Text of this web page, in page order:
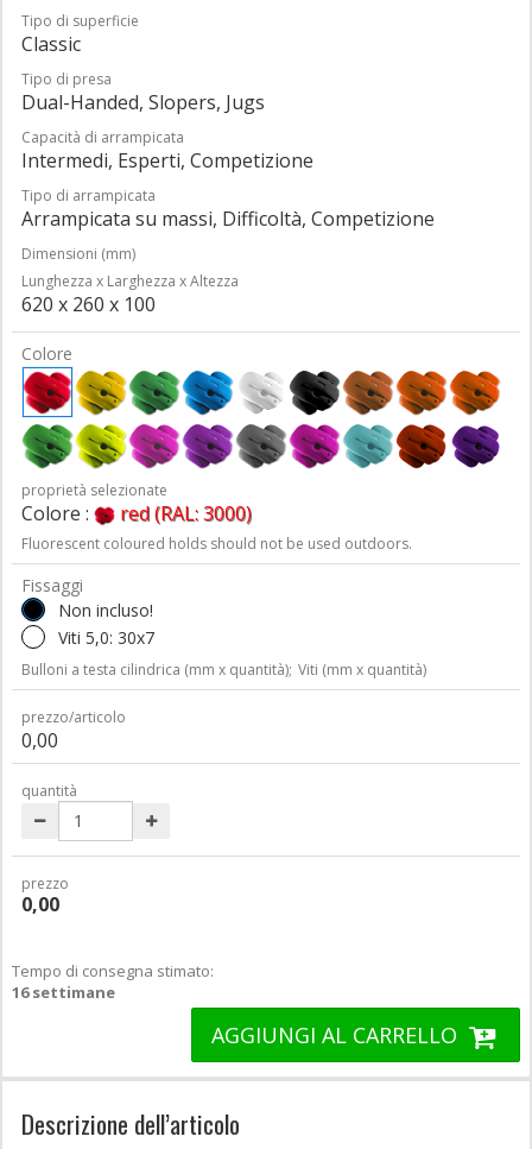
Tipo di superficie
Classic
Tipo di presa
Dual-Handed, Slopers, Jugs
Capacità di arrampicata
Intermedi, Esperti, Competizione
Tipo di arrampicata
Arrampicata su massi, Difficoltà, Competizione
Dimensioni (mm)
Lunghezza x Larghezza x Altezza
620 x 260 x 100
Colore
proprietà selezionate
Colore : red (RAL: 3000)
Fluorescent coloured holds should not be used outdoors.
Fissaggi
Non incluso!
Viti 5,0: 30x7
Bulloni a testa cilindrica (mm x quantità); Viti (mm x quantità)
prezzo/articolo
0,00
quantità
prezzo
0,00
Tempo di consegna stimato:
16 settimane
AGGIUNGI AL CARRELLO
Descrizione dell’articolo